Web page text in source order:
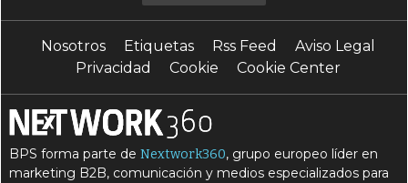
infraestructura I inteligencia artificial
M mantenimiento predictivo
R refrigeración R Resilencia
Nosotros Etiquetas Rss Feed
Aviso Legal
Privacidad
Cookie Cookie Center
BPS forma parte deNextwork360, grupo europeo líder en
marketing B2B, comunicación y medios especializados para